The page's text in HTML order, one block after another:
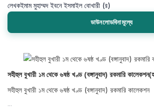
লেখকইমাম মুহাম্মদ ইবনে ইসমাইল বোখারী (র)
ডাউনলোডবিনামূল্যে
সহীহুল বুখারী ১ম থেকে ৬ষষ্ঠ খণ্ড (বঙ্গানুবাদ) রকমারি
সহীহুল বুখারী ১ম থেকে ৬ষষ্ঠ খণ্ড (বঙ্গানুবাদ) রকমারি কালেকশন